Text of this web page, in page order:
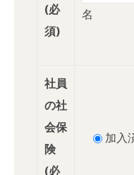
(必
須)
名
社員
の社
会保
険
(必
加入